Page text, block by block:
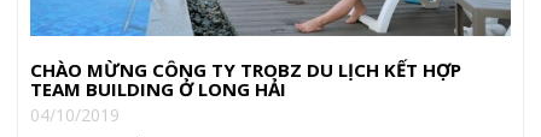
CHÀO MỪNG CÔNG TY TROBZ DU LỊCH KẾT HỢP
TEAM BUILDING Ở LONG HẢI
04/10/2019